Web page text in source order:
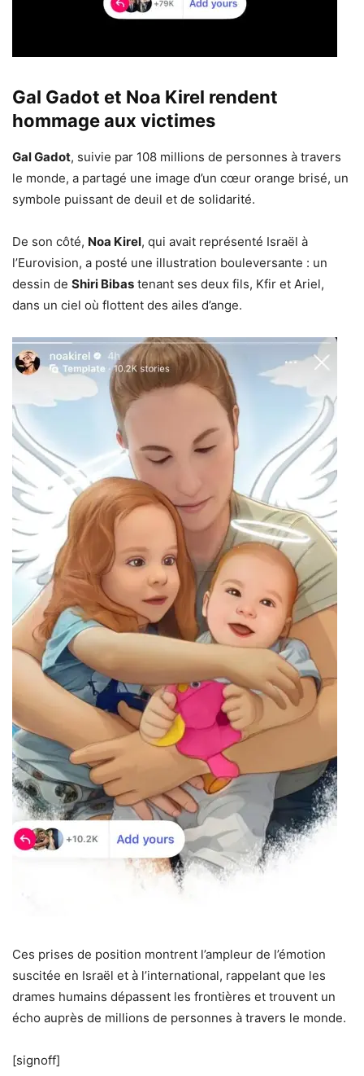
Gal Gadot et Noa Kirel rendent
hommage aux victimes
Gal Gadot, suivie par 108 millions de personnes à travers
le monde, a partagé une image d’un cœur orange brisé, un
symbole puissant de deuil et de solidarité.
De son côté, Noa Kirel, qui avait représenté Israël à
l’Eurovision, a posté une illustration bouleversante : un
dessin de Shiri Bibas tenant ses deux fils, Kfir et Ariel,
dans un ciel où flottent des ailes d’ange.
Ces prises de position montrent l’ampleur de l’émotion
suscitée en Israël et à l’international, rappelant que les
drames humains dépassent les frontières et trouvent un
écho auprès de millions de personnes à travers le monde.
[signoff]